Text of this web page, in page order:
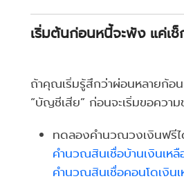
เริ่มต้นก่อนหนี้จะพัง แค่เ
ถ้าคุณเริ่มรู้สึกว่าผ่อนหลายก้อ
“บัญชีเสีย” ก่อนจะเริ่มขอความ
ทดลองคำนวณวงเงินฟรี
คำนวณสินเชื่อบ้านเงินเหลื
คำนวณสินเชื่อคอนโดเงิน